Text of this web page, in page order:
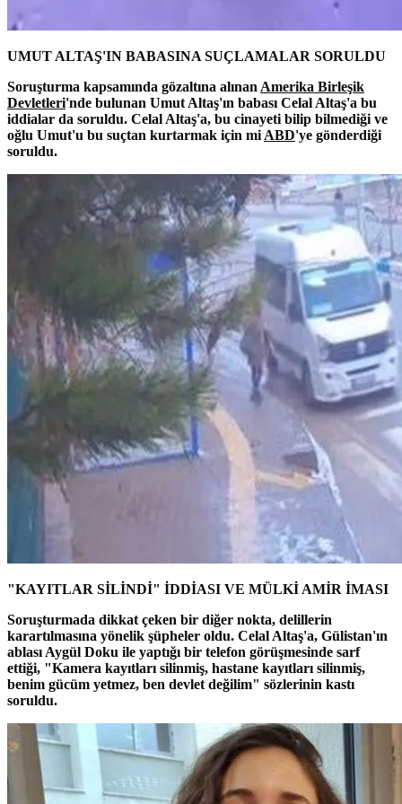
UMUT ALTAŞ'IN BABASINA SUÇLAMALAR SORULDU
Soruşturma kapsamında gözaltına alınan Amerika Birleşik
Devletleri'nde bulunan Umut Altaş'ın babası Celal Altaş'a bu
iddialar da soruldu. Celal Altaş'a, bu cinayeti bilip bilmediği ve
oğlu Umut'u bu suçtan kurtarmak için mi ABD'ye gönderdiği
soruldu.
"KAYITLAR SİLİNDİ" İDDİASI VE MÜLKİ AMİR İMASI
Soruşturmada dikkat çeken bir diğer nokta, delillerin
karartılmasına yönelik şüpheler oldu. Celal Altaş'a, Gülistan'ın
ablası Aygül Doku ile yaptığı bir telefon görüşmesinde sarf
ettiği, "Kamera kayıtları silinmiş, hastane kayıtları silinmiş,
benim gücüm yetmez, ben devlet değilim" sözlerinin kastı
soruldu.